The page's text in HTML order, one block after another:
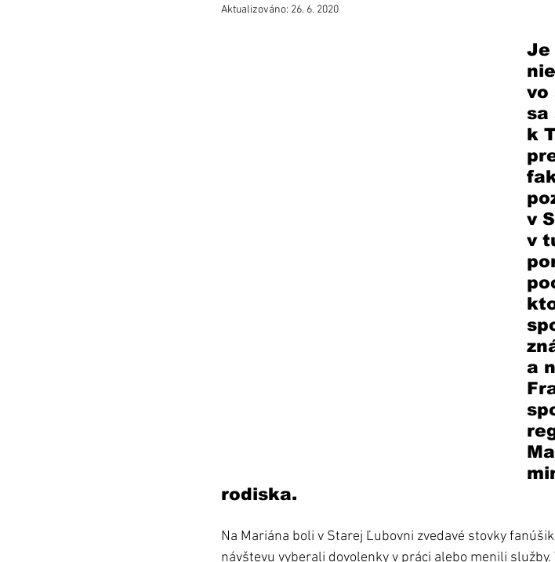
Aktualizováno: 26. 6. 2020
Je
vo
sa
k
v
v
a
rodiska.
Na Mariána boli v Starej Ľubovni zvedavé stovky
návštevu vyberali dovolenky v práci alebo menili